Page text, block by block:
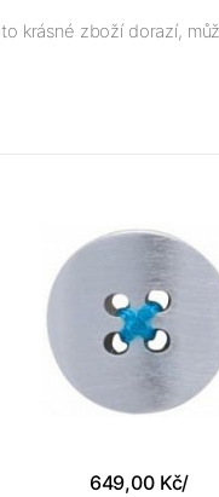
krásné zboží dorazí,
649,00 Kč/